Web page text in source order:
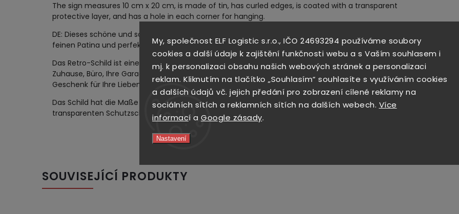
My, společnost ELF Logistic s.r.o., IČO 24693294 používáme soubory
cookies a další údaje k zajištění funkčnosti webu a s Vaším souhlasem i
mj. k personalizaci obsahu našich webových stránek a personalizaci
reklam. Kliknutím na tlačítko „Souhlasím“ souhlasíte s využíváním cookies
a dalších údajů vč. jejich předání pro zobrazení cílené reklamy na
sociálních sítích a reklamních sítích na dalších webech. Více
informací a Google zásady.
Nastavení
The sign measures 10 cm x 20 cm, is made of tin, has curled edges, is coated with a transparent
protective layer, and has a hole in each corner for hanging.
DE: Dieses schöne und solide Blechschild wird Sie angenehm mit seiner detaillierten Grafik, Farbtreue,
feinen Patina und perfekt nachgebildeten rostigen Rändern überraschen.
Das Retro-Schild ist eine originelle und stilvolle Dekoration, die eine nostalgische Atmosphäre in Ihr
Zuhause, Büro, Ihre Garage, Werkstatt, Arbeitszimmer, Ihre Hausbar bringen oder ein wunderbares
Geschenk für Ihre Lieben darstellen wird.
Das Schild hat die Maße 10 cm x 20 cm, besteht aus Blech, hat gebogene Kanten, ist mit einer
transparenten Schutzschicht versehen und hat in jeder Ecke ein Loch zum Aufhängen
SOUVISEJÍCÍ PRODUKTY